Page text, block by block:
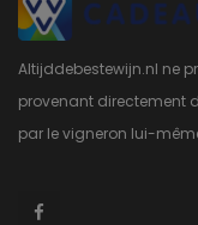
Altijddebestewijn.nl ne
provenant directement
par le vigneron lui-